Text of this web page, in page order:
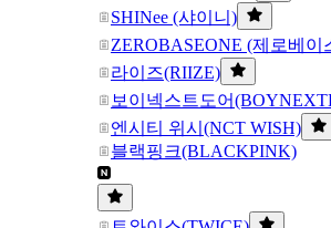
SHINee (샤이니)
ZEROBASEONE (제로베이
라이즈(RIIZE)
보이넥스트도어
엔시티 위시(NCT WISH)
블랙핑크(BLACKPINK)